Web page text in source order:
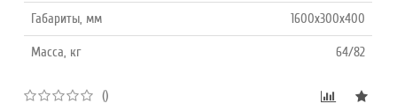
Габариты, мм 1600х300х400
Масса, кг 64/82
()